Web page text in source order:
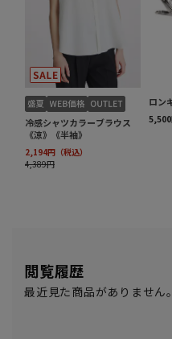
閲覧履歴
最近見た商品がありません。